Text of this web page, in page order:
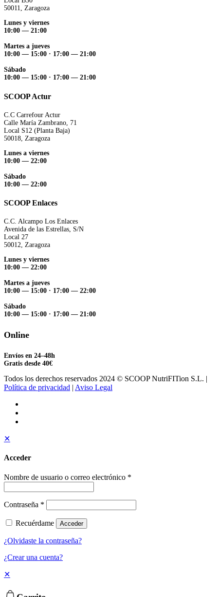
50011, Zaragoza
Lunes y viernes
10:00 — 21:00
Martes a jueves
10:00 — 15:00 · 17:00 — 21:00
Sábado
10:00 — 15:00 · 17:00 — 21:00
SCOOP Actur
C.C Carrefour Actur
Calle María Zambrano, 71
Local S12 (Planta Baja)
50018, Zaragoza
Lunes a viernes
10:00 — 22:00
Sábado
10:00 — 22:00
SCOOP Enlaces
C.C. Alcampo Los Enlaces
Avenida de las Estrellas, S/N
Local 27
50012, Zaragoza
Lunes y viernes
10:00 — 22:00
Martes a jueves
10:00 — 15:00 · 17:00 — 22:00
Sábado
10:00 — 15:00 · 17:00 — 21:00
Online
Envíos en 24–48h
Gratis desde 40€
Todos los derechos reservados 2024 © SCOOP NutriFITion S.L. |
Política de privacidad | Aviso Legal
✕
Acceder
Nombre de usuario o correo electrónico *
Contraseña *
Recuérdame Acceder
¿Olvidaste la contraseña?
¿Crear una cuenta?
✕